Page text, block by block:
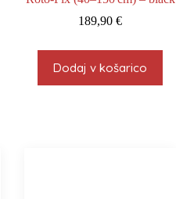
189,90€
Dodaj v košarico